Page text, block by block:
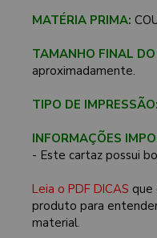
MATÉRIA PRIMA:
TAMANHO FINAL
aproximadamente.
TIPO DE IMPRESSÃO:
INFORMAÇÕES
- Este cartaz possui
Leia o PDF DICAS
produto para
material.